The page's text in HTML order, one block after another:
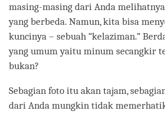
masing-masing dari Anda
yang berbeda. Namun, kita bisa
kuncinya – sebuah “kelaziman.”
yang umum yaitu minum secangkir
bukan?
Sebagian foto itu akan tajam,
dari Anda mungkin tidak